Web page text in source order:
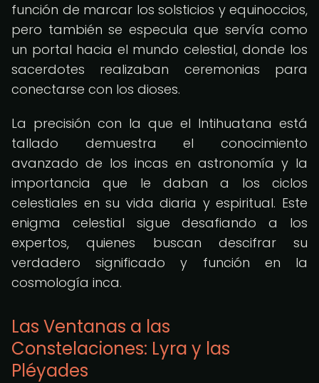
función de marcar los solsticios y equinoccios,
pero también se especula que servía como
un portal hacia el mundo celestial, donde los
sacerdotes realizaban ceremonias para
conectarse con los dioses.
La precisión con la que el Intihuatana está
tallado demuestra el conocimiento
avanzado de los incas en astronomía y la
importancia que le daban a los ciclos
celestiales en su vida diaria y espiritual. Este
enigma celestial sigue desafiando a los
expertos, quienes buscan descifrar su
verdadero significado y función en la
cosmología inca.
Las Ventanas a las
Constelaciones: Lyra y las
Pléyades